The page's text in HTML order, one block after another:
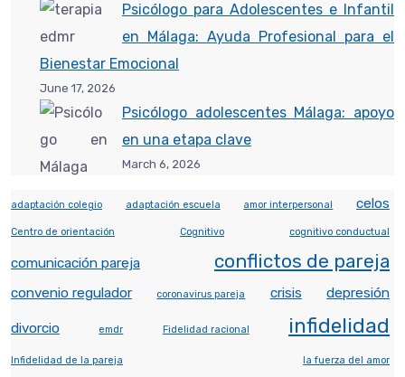
Psicólogo para Adolescentes e Infantil
en Málaga: Ayuda Profesional para el
Bienestar Emocional
June 17, 2026
Psicólogo adolescentes Málaga: apoyo
en una etapa clave
March 6, 2026
adaptación colegio adaptación escuela amor interpersonal celos
Centro de orientación Cognitivo cognitivo conductual
comunicación pareja conflictos de pareja
convenio regulador coronavirus pareja crisis depresión
divorcio emdr Fidelidad racional infidelidad
Infidelidad de la pareja la fuerza del amor